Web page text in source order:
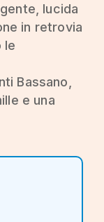
lucida
in retrovia
le
Bassano,
e una